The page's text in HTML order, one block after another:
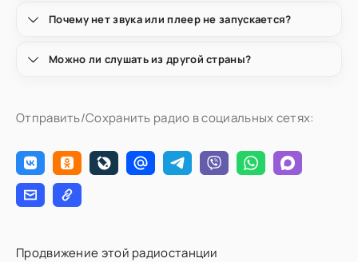
Почему нет звука или плеер не запускается?
Можно ли слушать из другой страны?
Отправить/Сохранить радио в социальных сетях:
Продвижение этой радиостанции